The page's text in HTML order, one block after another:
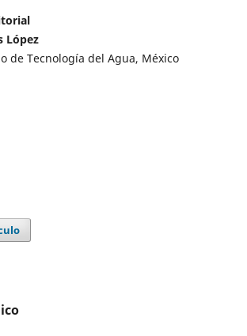
López
de Tecnología del Agua, México